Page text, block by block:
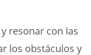
resonar con las
los obstáculos y